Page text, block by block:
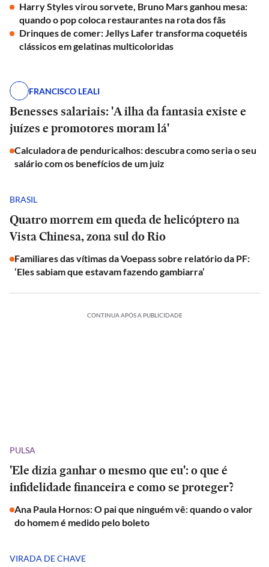
Harry Styles virou sorvete, Bruno Mars ganhou mesa:
quando o pop coloca restaurantes na rota dos fãs
Drinques de comer: Jellys Lafer transforma coquetéis
clássicos em gelatinas multicoloridas
FRANCISCO LEALI
Benesses salariais: 'A ilha da fantasia existe e
juízes e promotores moram lá'
Calculadora de penduricalhos: descubra como seria o seu
salário com os benefícios de um juiz
BRASIL
Quatro morrem em queda de helicóptero na
Vista Chinesa, zona sul do Rio
Familiares das vítimas da Voepass sobre relatório da PF:
‘Eles sabiam que estavam fazendo gambiarra’
CONTINUA APÓS A PUBLICIDADE
PULSA
'Ele dizia ganhar o mesmo que eu': o que é
infidelidade financeira e como se proteger?
Ana Paula Hornos: O pai que ninguém vê: quando o valor
do homem é medido pelo boleto
VIRADA DE CHAVE